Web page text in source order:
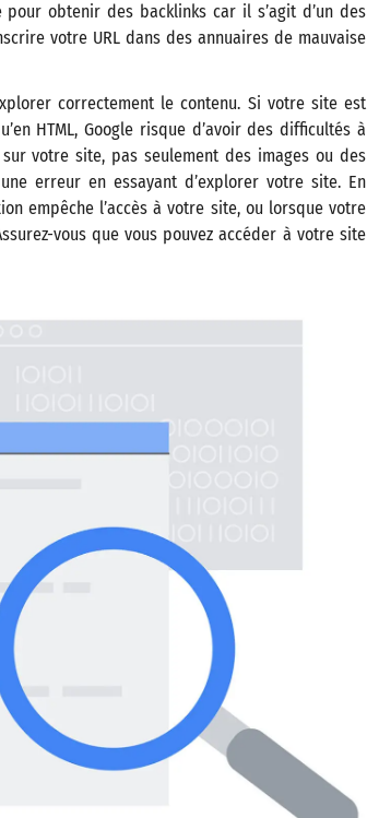
obtenir des backlinks car il s’agit d’un des
votre URL dans des annuaires de mauvaise
correctement le contenu. Si votre site est
HTML, Google risque d’avoir des difficultés à
votre site, pas seulement des images ou des
erreur en essayant d’explorer votre site. En
empêche l’accès à votre site, ou lorsque votre
vous que vous pouvez accéder à votre site